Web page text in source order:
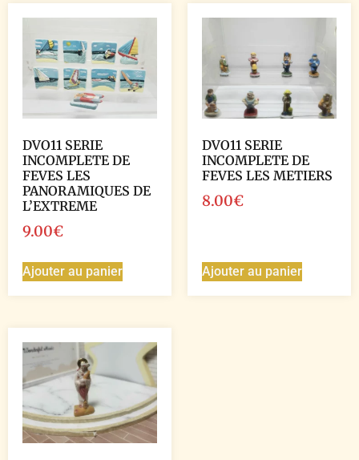
DVO11 SERIE
INCOMPLETE DE
FEVES LES
PANORAMIQUES DE
L’EXTREME
9.00€
Ajouter au panier
DVO11 SERIE
INCOMPLETE DE
FEVES LES METIERS
8.00€
Ajouter au panier